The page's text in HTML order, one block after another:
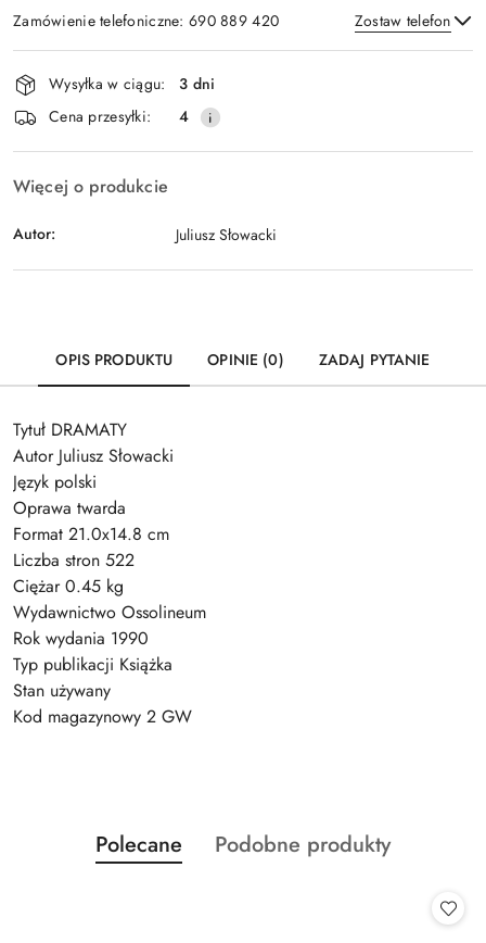
Zamówienie telefoniczne: 690 889 420 Zostaw telefon
Wyślij
Dostępność
i
dostawa
Wysyłka w ciągu:
3 dni
Cena przesyłki:
4
Więcej o produkcie
Autor: Juliusz Słowacki
OPIS PRODUKTU OPINIE (0) ZADAJ PYTANIE
Tytuł DRAMATY
Autor Juliusz Słowacki
Język polski
Oprawa twarda
Format 21.0x14.8 cm
Liczba stron 522
Ciężar 0.45 kg
Wydawnictwo Ossolineum
Rok wydania 1990
Typ publikacji Książka
Stan używany
Kod magazynowy 2 GW
Pomiń karuzelę produktów
Produkty
o
Polecane
Produkty
Podobne produkty